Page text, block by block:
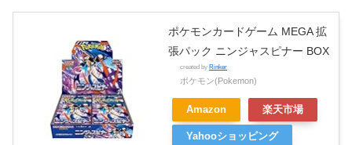
ポケモンカードゲーム MEGA 拡
張パック ニンジャスピナー BOX
created by Rinker
ポケモン(Pokemon)
Amazon 楽天市場
Yahooショッピング